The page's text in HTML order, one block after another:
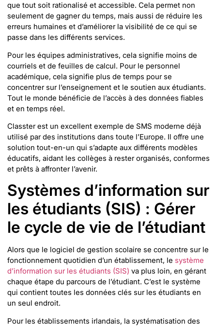
que tout soit rationalisé et accessible. Cela permet non
seulement de gagner du temps, mais aussi de réduire les
erreurs humaines et d’améliorer la visibilité de ce qui se
passe dans les différents services.
Pour les équipes administratives, cela signifie moins de
courriels et de feuilles de calcul. Pour le personnel
académique, cela signifie plus de temps pour se
concentrer sur l’enseignement et le soutien aux étudiants.
Tout le monde bénéficie de l’accès à des données fiables
et en temps réel.
Classter est un excellent exemple de SMS moderne déjà
utilisé par des institutions dans toute l’Europe. Il offre une
solution tout-en-un qui s’adapte aux différents modèles
éducatifs, aidant les collèges à rester organisés, conformes
et prêts à affronter l’avenir.
Systèmes d’information sur
les étudiants (SIS) : Gérer
le cycle de vie de l’étudiant
Alors que le logiciel de gestion scolaire se concentre sur le
fonctionnement quotidien d’un établissement, le système
d’information sur les étudiants (SIS) va plus loin, en gérant
chaque étape du parcours de l’étudiant. C’est le système
qui contient toutes les données clés sur les étudiants en
un seul endroit.
Pour les établissements irlandais, la systématisation des